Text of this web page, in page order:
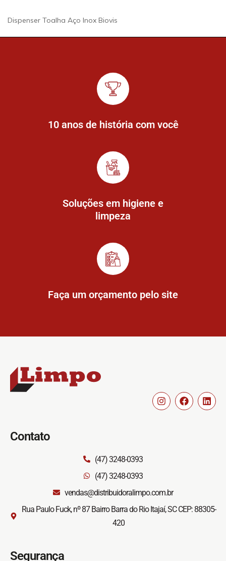
Dispenser Toalha Aço Inox Biovis
10 anos de história com você
Soluções em higiene e
limpeza
Faça um orçamento pelo site
Contato
(47) 3248-0393
(47) 3248-0393
vendas@distribuidoralimpo.com.br
Rua Paulo Fuck, nº 87 Bairro Barra do Rio Itajaí, SC CEP: 88305-
420
Segurança